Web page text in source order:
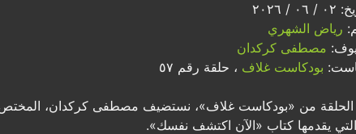
/ ٢٠٢٦
رياض الشهري
مصطفى كركدان
بودكاست غلاف ، حلقة رقم ٥٧
من «بودكاست غلاف»، نستضيف مصطفى كركدان، المختص
التي يقدمها كتاب «الآن اكتشف نفسك».